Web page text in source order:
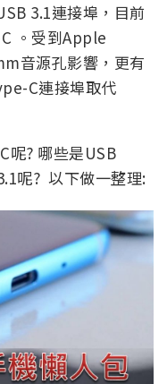
3.1連接埠，目前
。受到Apple
音源孔影響，更有
C連接埠取代
呢? 哪些是USB
呢? 以下做一整理: